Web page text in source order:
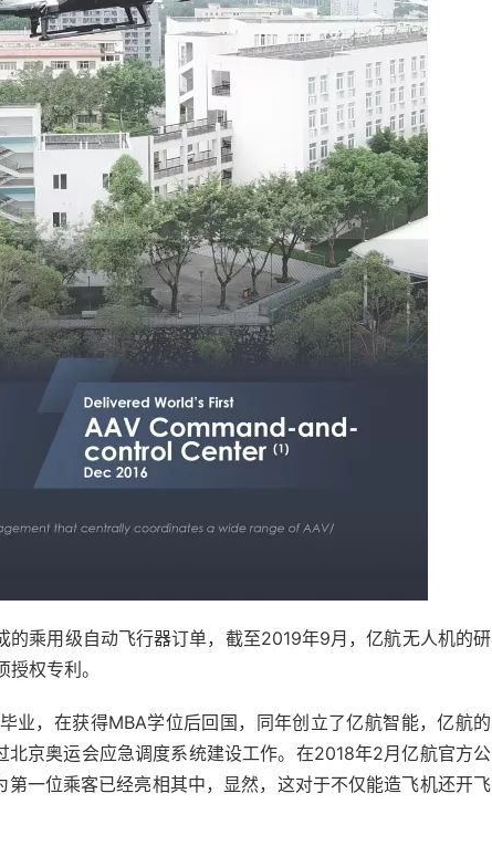
乘用级自动飞行器订单，截至2019年9月，亿航无人机的研
权专利。
业，在获得MBA学位后回国，同年创立了亿航智能，亿航的
京奥运会应急调度系统建设工作。在2018年2月亿航官方公
一位乘客已经亮相其中，显然，这对于不仅能造飞机还开飞